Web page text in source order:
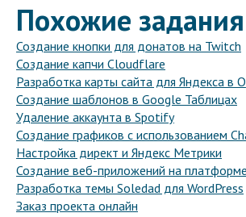
Похожие задания
Создание кнопки для донатов на Twitch
Создание капчи Cloudflare
Разработка карты сайта для Яндекса в
Создание шаблонов в Google Таблицах
Удаление аккаунта в Spotify
Создание графиков с использованием
Настройка директ и Яндекс Метрики
Создание веб-приложений на
Разработка темы Soledad для WordPress
Заказ проекта онлайн